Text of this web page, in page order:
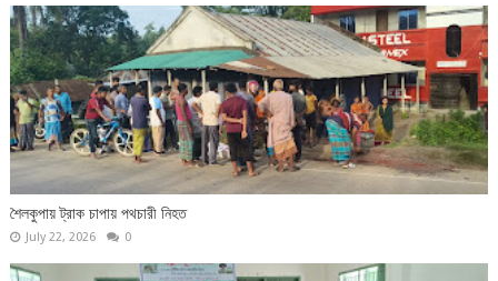
শৈলকুপায় ট্রাক চাপায় পথচারী নিহত
July 22, 2026 0